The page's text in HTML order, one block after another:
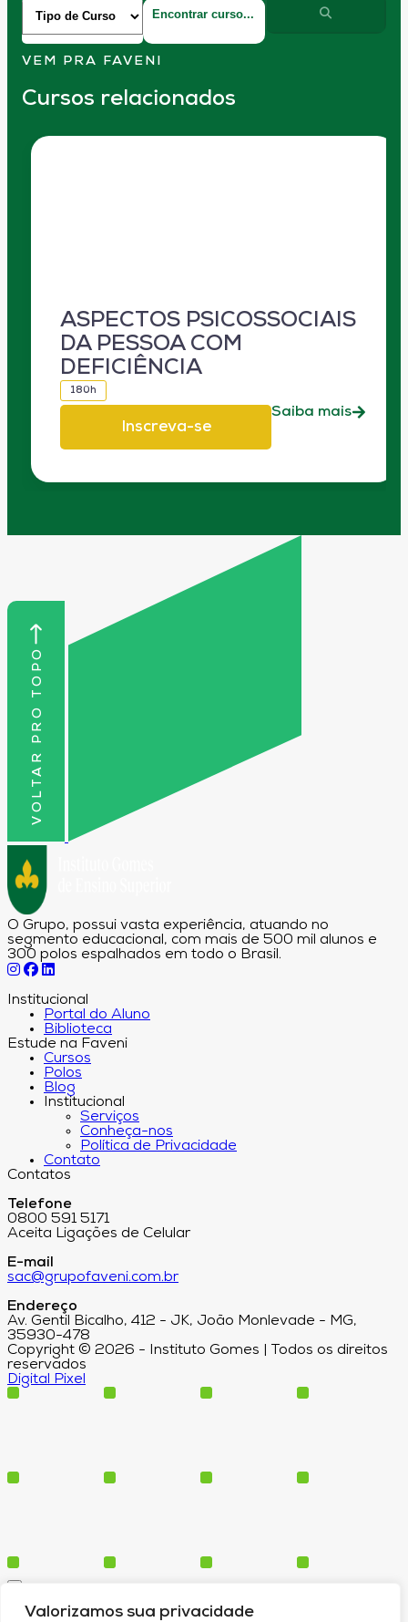
Valorizamos sua privacidade
VEM PRA FAVENI
Cursos relacionados
ASPECTOS PSICOSSOCIAIS
DA PESSOA COM
DEFICIÊNCIA
180h
Inscreva-se
Saiba mais
VOLTAR PRO TOPO
O Grupo, possui vasta experiência, atuando no
segmento educacional, com mais de 500 mil alunos e
300 polos espalhados em todo o Brasil.
Institucional
Portal do Aluno
Biblioteca
Estude na Faveni
Cursos
Polos
Blog
Institucional
Serviços
Conheça-nos
Política de Privacidade
Contato
Contatos
Telefone
0800 591 5171
Aceita Ligações de Celular
E-mail
sac@grupofaveni.com.br
Endereço
Av. Gentil Bicalho, 412 - JK, João Monlevade - MG,
35930-478
Copyright © 2026 - Instituto Gomes | Todos os direitos
reservados
Digital Pixel
Cursos